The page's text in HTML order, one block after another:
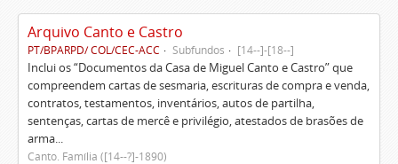
Arquivo Canto e Castro
PT/BPARPD/ COL/CEC-ACC Subfundos [14--]-[18--]
Inclui os “Documentos da Casa de Miguel Canto e Castro” que
compreendem cartas de sesmaria, escrituras de compra e venda,
contratos, testamentos, inventários, autos de partilha,
sentenças, cartas de mercê e privilégio, atestados de brasões de
arma...
Canto. Família ([14--?]-1890)